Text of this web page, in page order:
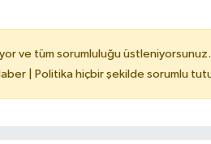
ve tüm sorumluluğu üstleniyorsunuz.
| Politika hiçbir şekilde sorumlu